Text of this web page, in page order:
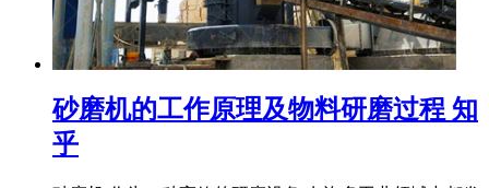
砂磨机的工作原理及物料研磨过程 知
乎